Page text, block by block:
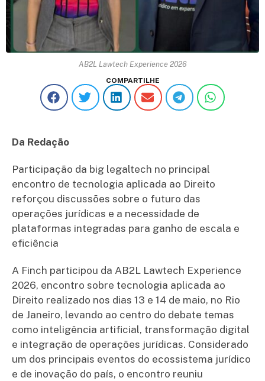
AB2L Lawtech Experience 2026
COMPARTILHE
Da Redação
Participação da big legaltech no principal
encontro de tecnologia aplicada ao Direito
reforçou discussões sobre o futuro das
operações jurídicas e a necessidade de
plataformas integradas para ganho de escala e
eficiência
A Finch participou da AB2L Lawtech Experience
2026, encontro sobre tecnologia aplicada ao
Direito realizado nos dias 13 e 14 de maio, no Rio
de Janeiro, levando ao centro do debate temas
como inteligência artificial, transformação digital
e integração de operações jurídicas. Considerado
um dos principais eventos do ecossistema jurídico
e de inovação do país, o encontro reuniu